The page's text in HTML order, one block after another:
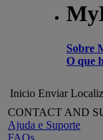
Sobre
O que
Inicio Enviar
CONTACT AND
Ajuda e Suporte
FAQs